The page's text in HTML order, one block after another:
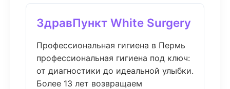
ЗдравПункт White Surgery
Профессиональная гигиена в Пермь
профессиональная гигиена под ключ:
от диагностики до идеальной улыбки.
Более 13 лет возвращаем